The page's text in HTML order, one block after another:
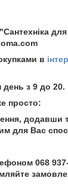
в
день з 9 до 20.
просто:
додавши
для Вас
068